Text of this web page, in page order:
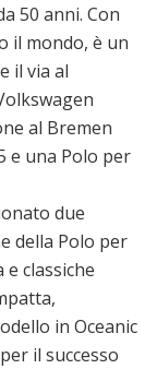
50 anni. Con
il mondo, è un
il via al
al Bremen
e una Polo per
due
della Polo per
e classiche
in Oceanic
il successo